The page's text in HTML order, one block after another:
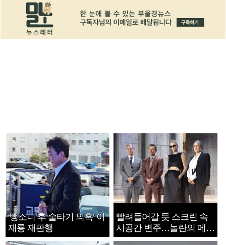
‘뺑소니 후 술타기 의혹’ 이
재룡 재판행
빨려들어갈 듯 스크린 속
시공간 변주…놀란의 메시
지는 ‘전쟁 속죄’